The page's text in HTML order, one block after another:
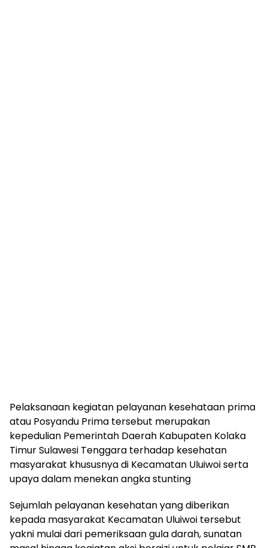
Pelaksanaan kegiatan pelayanan kesehataan prima
atau Posyandu Prima tersebut merupakan
kepedulian Pemerintah Daerah Kabupaten Kolaka
Timur Sulawesi Tenggara terhadap kesehatan
masyarakat khususnya di Kecamatan Uluiwoi serta
upaya dalam menekan angka stunting
Sejumlah pelayanan kesehatan yang diberikan
kepada masyarakat Kecamatan Uluiwoi tersebut
yakni mulai dari pemeriksaan gula darah, sunatan